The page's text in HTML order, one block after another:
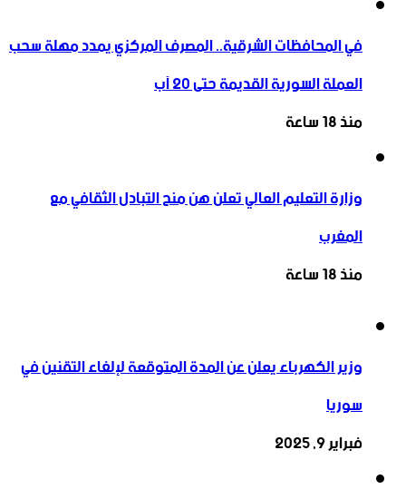
في المحافظات الشرقية.. المصرف المركزي يمدد مهلة سحب
العملة السورية القديمة حتى 20 آب
منذ 18 ساعة
وزارة التعليم العالي تعلن هن منح التبادل الثقافي مع
المغرب
منذ 18 ساعة
وزير الكهرباء يعلن عن المدة المتوقعة لإلغاء التقنين في
سوريا
فبراير 9, 2025